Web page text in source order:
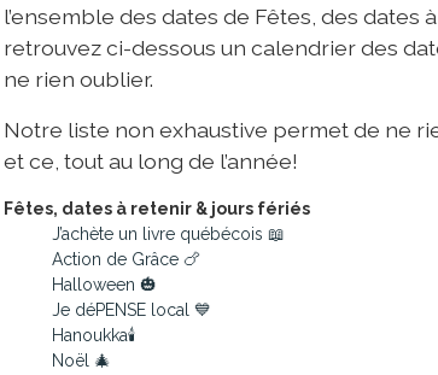
l’ensemble des dates de Fêtes, des dates
retrouvez ci-dessous un calendrier des
ne rien oublier.
Notre liste non exhaustive permet de ne
et ce, tout au long de l’année!
Fêtes, dates à retenir & jours fériés
J’achète un livre québécois 📖
Action de Grâce 🍗
Halloween 🎃
Je déPENSE local 💙
Hanoukka🕯️
Noël 🎄